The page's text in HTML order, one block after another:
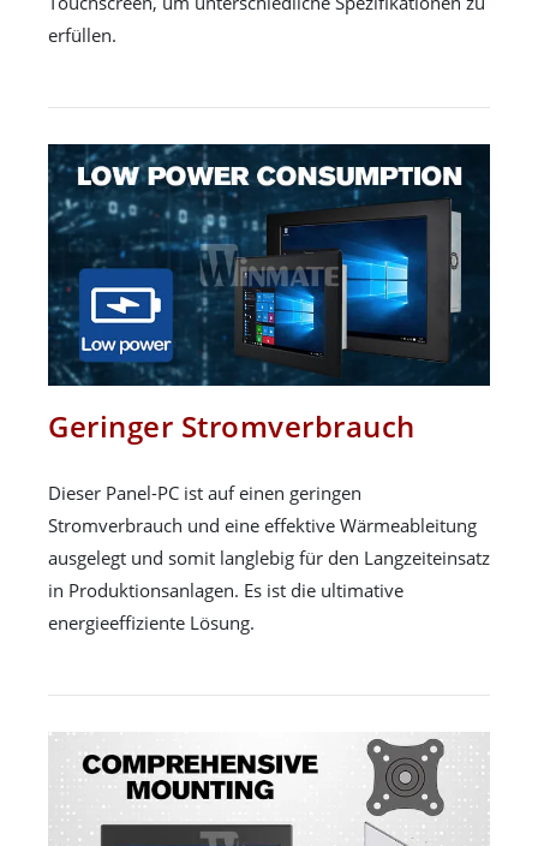
erfüllen.
Geringer Stromverbrauch
Dieser Panel-PC ist auf einen geringen
Stromverbrauch und eine effektive Wärmeableitung
ausgelegt und somit langlebig für den Langzeiteinsatz
in Produktionsanlagen. Es ist die ultimative
energieeffiziente Lösung.